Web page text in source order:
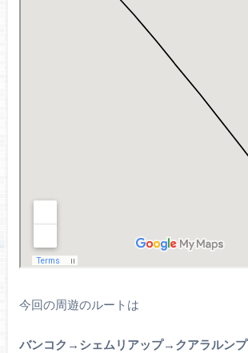
今回の周遊のルートは
バンコク→シェムリアップ→クアラルン